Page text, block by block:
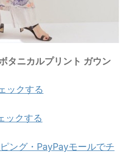
タニカルプリント ガウン
ックする
ックする
ング・PayPayモールでチ